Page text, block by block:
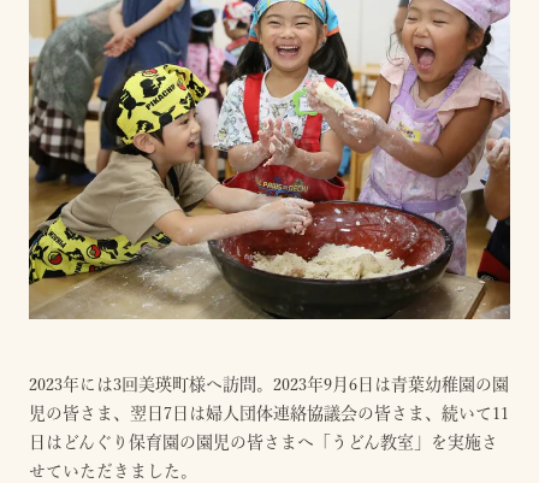
2023年には3回美瑛町様へ訪問。2023年9月6日は青葉幼稚園の園
児の皆さま、翌日7日は婦人団体連絡協議会の皆さま、続いて11
日はどんぐり保育園の園児の皆さまへ「うどん教室」を実施さ
せていただきました。